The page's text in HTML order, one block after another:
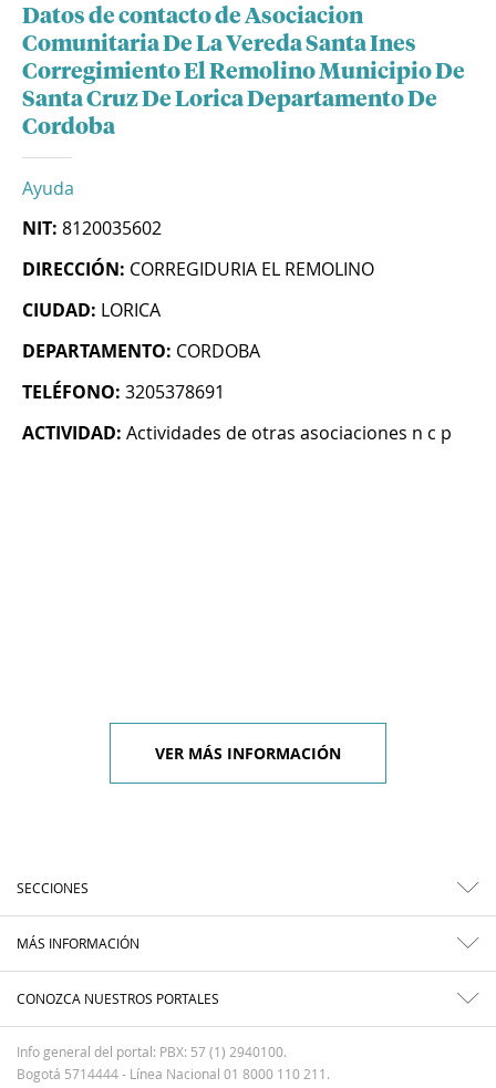
Datos de contacto de Asociacion
Comunitaria De La Vereda Santa Ines
Corregimiento El Remolino Municipio De
Santa Cruz De Lorica Departamento De
Cordoba
Ayuda
NIT: 8120035602
DIRECCIÓN: CORREGIDURIA EL REMOLINO
CIUDAD: LORICA
DEPARTAMENTO: CORDOBA
TELÉFONO: 3205378691
ACTIVIDAD: Actividades de otras asociaciones n c p
VER MÁS INFORMACIÓN
SECCIONES
MÁS INFORMACIÓN
CONOZCA NUESTROS PORTALES
Info general del portal: PBX: 57 (1) 2940100.
Bogotá 5714444 - Línea Nacional 01 8000 110 211.